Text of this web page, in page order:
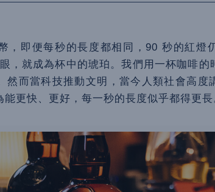
，即便每秒的長度都相同，90 秒的紅燈
，就成為杯中的琥珀。我們用一杯咖啡的
然而當科技推動文明，當今人類社會高度
更快、更好，每一秒的長度似乎都得更長